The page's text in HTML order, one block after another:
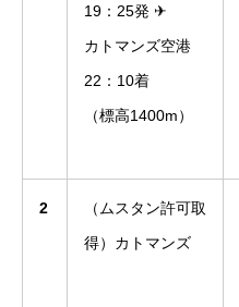
19：25発 ✈
カトマンズ空港
22：10着
（標高1400m）
2
（ムスタン許可取
得）カトマンズ